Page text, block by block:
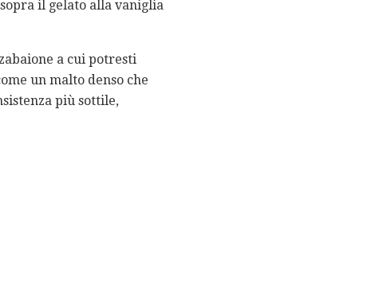
il gelato alla vaniglia
a cui potresti
un malto denso che
più sottile,